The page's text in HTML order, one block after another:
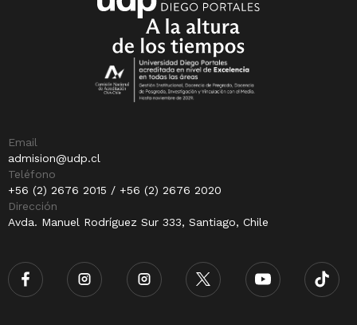
Email
admision@udp.cl
Teléfono
+56 (2) 2676 2015 / +56 (2) 2676 2020
Dirección
Avda. Manuel Rodríguez Sur 333, Santiago, Chile